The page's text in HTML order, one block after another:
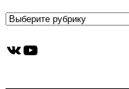
Рубрики
ВКонтакте
YouTube